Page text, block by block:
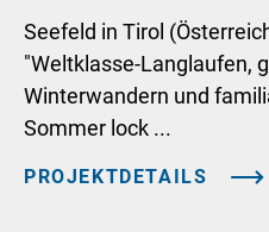
Seefeld in Tirol
"Weltklasse-Langlaufen,
Winterwandern und
Sommer lock ...
PROJEKTDETAILS